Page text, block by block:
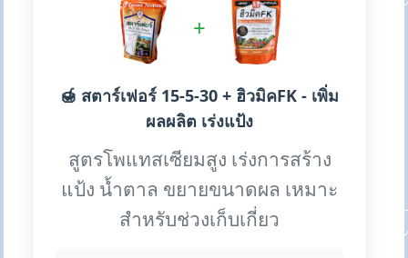
+
🍯 สตาร์เฟอร์ 15-5-30 + ฮิวมิคFK - เพิ่ม
ผลผลิต เร่งแป้ง
สูตรโพแทสเซียมสูง เร่งการสร้าง
แป้ง น้ำตาล ขยายขนาดผล เหมาะ
สำหรับช่วงเก็บเกี่ยว